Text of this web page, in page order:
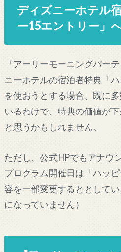
ディズニーホテル
ー15エントリー」
『アーリーモーニングパー
ニーホテルの宿泊者特典「
を使おうとする場合、既に
いるわけで、特典の価値が
と思うかもしれません。
ただし、公式HPでもアナウ
プログラム開催日は「ハッ
容を一部変更するととして
になっていません）